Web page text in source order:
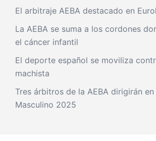
El arbitraje AEBA destacado en
La AEBA se suma a los cordones
el cáncer infantil
El deporte español se moviliza
machista
Tres árbitros de la AEBA dirigirán
Masculino 2025